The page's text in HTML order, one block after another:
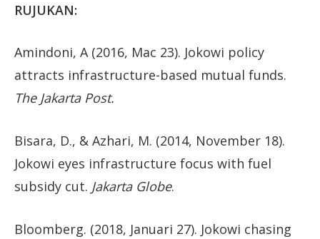
RUJUKAN:
Amindoni, A (2016, Mac 23). Jokowi policy
attracts infrastructure-based mutual funds.
The Jakarta Post.
Bisara, D., & Azhari, M. (2014, November 18).
Jokowi eyes infrastructure focus with fuel
subsidy cut. Jakarta Globe.
Bloomberg. (2018, Januari 27). Jokowi chasing